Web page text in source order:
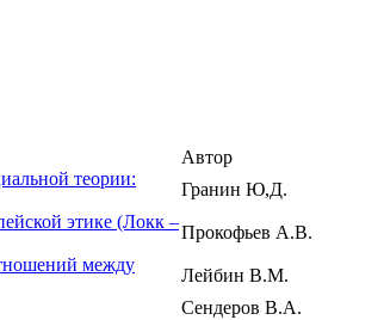
Автор
теории:
Гранин Ю,Д.
этике (Локк –
Прокофьев А.В.
между
Лейбин В.М.
Сендеров В.А.